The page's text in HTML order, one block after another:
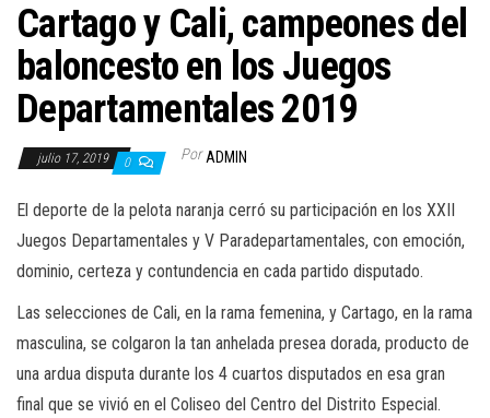
e
n
Cartago y Cali, campeones del
baloncesto en los Juegos
Departamentales 2019
julio 17, 2019 0 Por ADMIN
El deporte de la pelota naranja cerró su participación en los XXII
Juegos Departamentales y V Paradepartamentales, con emoción,
dominio, certeza y contundencia en cada partido disputado.
Las selecciones de Cali, en la rama femenina, y Cartago, en la rama
masculina, se colgaron la tan anhelada presea dorada, producto de
una ardua disputa durante los 4 cuartos disputados en esa gran
final que se vivió en el Coliseo del Centro del Distrito Especial.